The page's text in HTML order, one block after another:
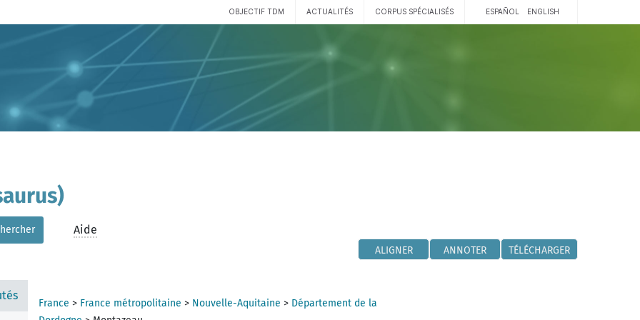
OBJECTIF TDM ACTUALITÉS CORPUS SPÉCIALISÉS ESPAÑOL ENGLISH
Aide
ALIGNER ANNOTER TÉLÉCHARGER
France > France métropolitaine > Nouvelle-Aquitaine > Département de la